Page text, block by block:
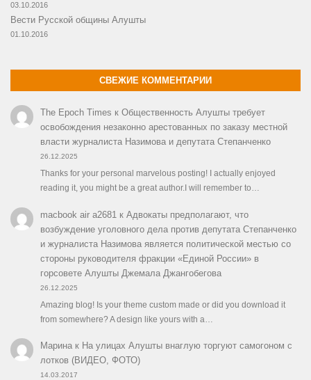
03.10.2016
Вести Русской общины Алушты
01.10.2016
СВЕЖИЕ КОММЕНТАРИИ
The Epoch Times к Общественность Алушты требует
освобождения незаконно арестованных по заказу местной
власти журналиста Назимова и депутата Степанченко
26.12.2025
Thanks for your personal marvelous posting! I actually enjoyed
reading it, you might be a great author.I will remember to…
macbook air a2681 к Адвокаты предполагают, что
возбуждение уголовного дела против депутата Степанченко
и журналиста Назимова является политической местью со
стороны руководителя фракции «Единой России» в
горсовете Алушты Джемала Джангобегова
26.12.2025
Amazing blog! Is your theme custom made or did you download it
from somewhere? A design like yours with a…
Маринак На улицах Алушты внаглую торгуют самогоном с
лотков (ВИДЕО, ФОТО)
14.03.2017